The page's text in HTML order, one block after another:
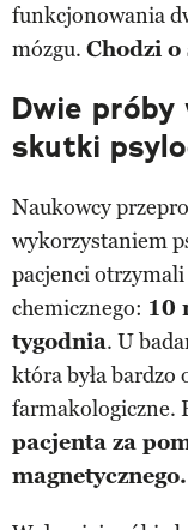
funkcjonowania
mózgu. Chodzi
Dwie próby
skutki
Naukowcy
wykorzystaniem
pacjenci
chemicznego: 10
tygodnia. U
która była bardzo
farmakologiczne.
pacjenta za
magnetycznego.